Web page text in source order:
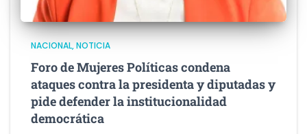
NACIONAL NOTICIA
Foro de Mujeres Políticas condena
ataques contra la presidenta y diputadas y
pide defender la institucionalidad
democrática